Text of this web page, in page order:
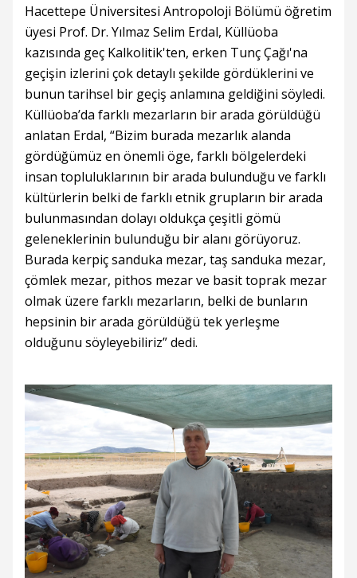
Hacettepe Üniversitesi Antropoloji Bölümü öğretim
üyesi Prof. Dr. Yılmaz Selim Erdal, Küllüoba
kazısında geç Kalkolitik'ten, erken Tunç Çağı'na
geçişin izlerini çok detaylı şekilde gördüklerini ve
bunun tarihsel bir geçiş anlamına geldiğini söyledi.
Küllüoba’da farklı mezarların bir arada görüldüğü
anlatan Erdal, “Bizim burada mezarlık alanda
gördüğümüz en önemli öge, farklı bölgelerdeki
insan topluluklarının bir arada bulunduğu ve farklı
kültürlerin belki de farklı etnik grupların bir arada
bulunmasından dolayı oldukça çeşitli gömü
geleneklerinin bulunduğu bir alanı görüyoruz.
Burada kerpiç sanduka mezar, taş sanduka mezar,
çömlek mezar, pithos mezar ve basit toprak mezar
olmak üzere farklı mezarların, belki de bunların
hepsinin bir arada görüldüğü tek yerleşme
olduğunu söyleyebiliriz” dedi.